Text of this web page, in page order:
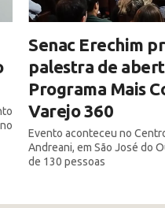
Senac Erechim
palestra de
Programa Mais
Varejo 360
Evento aconteceu no
Andreani, em São José do
de 130 pessoas